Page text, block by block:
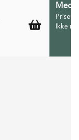
Prisen
Ikke